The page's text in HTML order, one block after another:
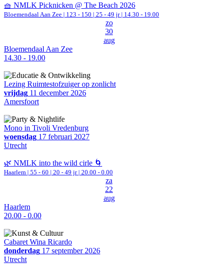
🧺 NMLK Picknicken @ The Beach 2026
Bloemendaal Aan Zee | 123 - 150 | 25 - 49 jr | 14.30 - 19.00
zo
30
aug
Bloemendaal Aan Zee
14.30 - 19.00
Lezing Ruimtestofzuiger op zonlicht
vrijdag 11 december 2026
Amersfoort
Mono in Tivoli Vredenburg
woensdag 17 februari 2027
Utrecht
🌿 NMLK into the wild cirle 🌀
Haarlem | 55 - 60 | 20 - 49 jr | 20.00 - 0.00
za
22
aug
Haarlem
20.00 - 0.00
Cabaret Wina Ricardo
donderdag 17 september 2026
Utrecht